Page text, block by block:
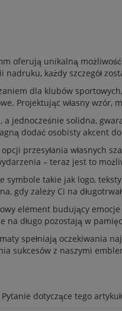
oferują unikalną
każdy szczegół
dla klubów
Projektując własny
jednocześnie solidna,
dodać osobisty akcent
przesyłania własnych
– teraz jest to
takie jak logo,
gdy zależy Ci na
element budujący
długo pozostają w
spełniają oczekiwania
sukcesów z naszymi
Pytanie dotyczące tego